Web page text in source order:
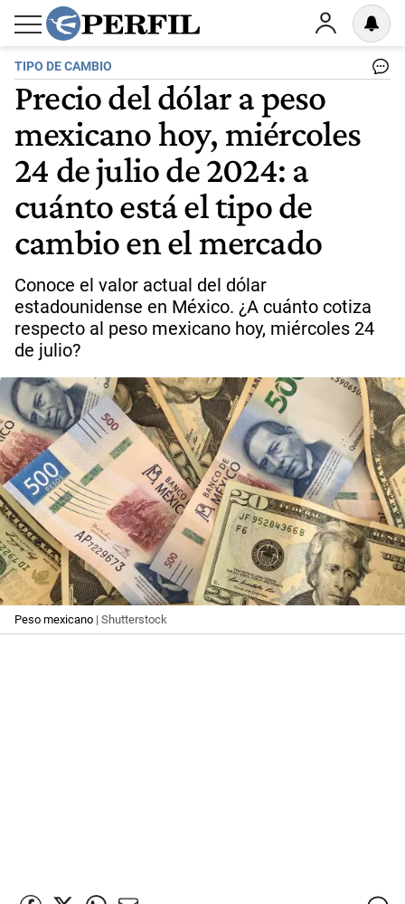
TIPO DE CAMBIO
Precio del dólar a peso
mexicano hoy, miércoles
24 de julio de 2024: a
cuánto está el tipo de
cambio en el mercado
Conoce el valor actual del dólar
estadounidense en México. ¿A cuánto cotiza
respecto al peso mexicano hoy, miércoles 24
de julio?
Peso mexicano | Shutterstock